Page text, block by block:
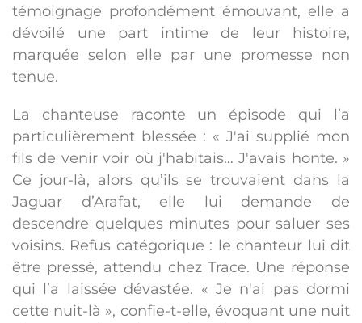
témoignage profondément émouvant, elle a
dévoilé une part intime de leur histoire,
marquée selon elle par une promesse non
tenue.
La chanteuse raconte un épisode qui l’a
particulièrement blessée : « J'ai supplié mon
fils de venir voir où j'habitais… J'avais honte. »
Ce jour-là, alors qu’ils se trouvaient dans la
Jaguar d’Arafat, elle lui demande de
descendre quelques minutes pour saluer ses
voisins. Refus catégorique : le chanteur lui dit
être pressé, attendu chez Trace. Une réponse
qui l’a laissée dévastée. « Je n'ai pas dormi
cette nuit-là », confie-t-elle, évoquant une nuit